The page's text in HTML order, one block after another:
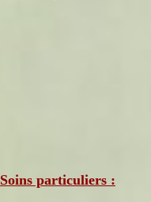
Soins particuliers :